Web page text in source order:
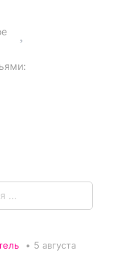
• 5 августа